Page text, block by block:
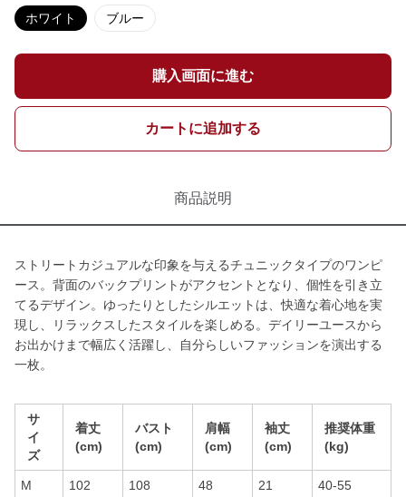
ホワイト ブルー
購入画面に進む
カートに追加する
商品説明
ストリートカジュアルな印象を与えるチュニックタイプのワンピ
ース。背面のバックプリントがアクセントとなり、個性を引き立
てるデザイン。ゆったりとしたシルエットは、快適な着心地を実
現し、リラックスしたスタイルを楽しめる。デイリーユースから
お出かけまで幅広く活躍し、自分らしいファッションを演出する
一枚。
サ
イ
ズ
着丈
(cm)
バスト
(cm)
肩幅
(cm)
袖丈
(cm)
推奨体重
(kg)
M 102 108 48 21 40-55